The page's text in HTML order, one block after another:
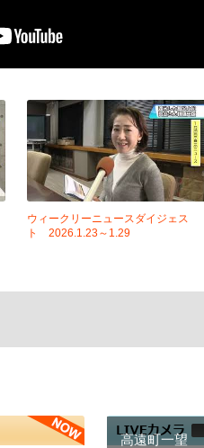
ウィークリーニュースダイジェス
ト 2026.1.23～1.29
高遠町一望